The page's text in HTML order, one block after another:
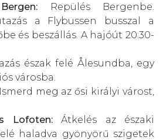
Repülés Bergenbe.
a Flybussen busszal a
és beszállás. A hajóút 20:30-
észak felé Ålesundba, egy
városba.
meg az ősi királyi várost,
Lofoten:Átkelés az északi
haladva gyönyörű szigetek